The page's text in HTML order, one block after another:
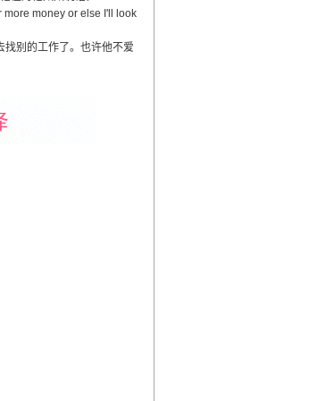
more money or else I'll look
别的工作了。也许他不爱